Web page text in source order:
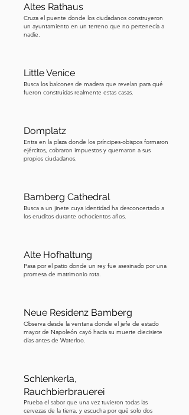
su muerte. Pero Bamberg no es solo la
historia de una pareja imperial santa. Es
realmente la historia de dos ciudades
desde la colina, conocida como el
Bergstadt. Debajo de ellos, en una isla
Inselstadt. Estas dos comunidades
pasaron siglos en una lucha de poder,
y ese conflicto está inscrito en las
asienta sobre un puente en el río
porque ninguno de los lados cedía
de Patrimonio de la Humanidad,
protegiendo más de mil trescientos
reproduce la siguiente parada una vez
que llegues allí.
Altes Rathaus
Cruza el puente donde los ciudadanos construyeron
un ayuntamiento en un terreno que no pertenecía a
nadie.
Little Venice
Busca los balcones de madera que revelan para qué
fueron construidas realmente estas casas.
Domplatz
Entra en la plaza donde los príncipes-obispos formaron
ejércitos, cobraron impuestos y quemaron a sus
propios ciudadanos.
Bamberg Cathedral
Busca a un jinete cuya identidad ha desconcertado a
los eruditos durante ochocientos años.
Alte Hofhaltung
Pasa por el patio donde un rey fue asesinado por una
promesa de matrimonio rota.
Neue Residenz Bamberg
Observa desde la ventana donde el jefe de estado
mayor de Napoleón cayó hacia su muerte diecisiete
días antes de Waterloo.
Schlenkerla,
Rauchbierbrauerei
Prueba el sabor que una vez tuvieron todas las
cervezas de la tierra, y escucha por qué solo dos